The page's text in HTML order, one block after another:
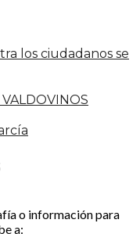
los ciudadanos se
o información para
a: